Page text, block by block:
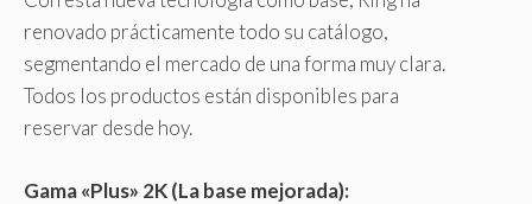
renovado prácticamente todo su catálogo,
segmentando el mercado de una forma muy clara.
Todos los productos están disponibles para
reservar desde hoy.
Gama «Plus» 2K (La base mejorada):